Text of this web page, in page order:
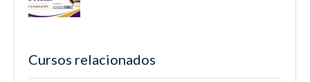
Cursos relacionados